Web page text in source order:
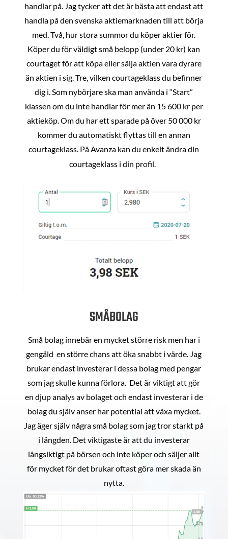
handlar på. Jag tycker att det är bästa att endast att
handla på den svenska aktiemarknaden till att börja
med. Två, hur stora summor du köper aktier för.
Köper du för väldigt små belopp (under 20 kr) kan
courtaget för att köpa eller sälja aktien vara dyrare
än aktien i sig. Tre, vilken courtageklass du befinner
dig i. Som nybörjare ska man använda i “Start”
klassen om du inte handlar för mer än 15 600 kr per
aktieköp. Om du har ett sparade på över 50 000 kr
kommer du automatiskt flyttas till en annan
courtageklass. På Avanza kan du enkelt ändra din
courtageklass i din profil.
SMÅBOLAG
Små bolag innebär en mycket större risk men har i
gengäld en större chans att öka snabbt i värde. Jag
brukar endast investerar i dessa bolag med pengar
som jag skulle kunna förlora. Det är viktigt att gör
en djup analys av bolaget och endast investerar i de
bolag du själv anser har potential att växa mycket.
Jag äger själv några små bolag som jag tror starkt på
i längden. Det viktigaste är att du investerar
långsiktigt på börsen och inte köper och säljer allt
för mycket för det brukar oftast göra mer skada än
nytta.